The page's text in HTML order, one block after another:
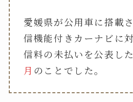
愛媛県が公用車に搭載
信機能付きカーナビに
信料の未払いを公表し
月 のことでした。